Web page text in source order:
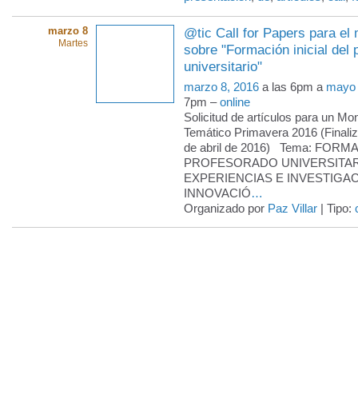
marzo 8
Martes
@tic Call for Papers para el
sobre "Formación inicial del
universitario"
marzo 8, 2016 a las 6pm a mayo
7pm –online
Solicitud de artículos para un
Temático Primavera 2016
de abril de 2016) Tema:
PROFESORADO
EXPERIENCIAS E
INNOVACIÓ…
Organizado por Paz Villar | Tipo: